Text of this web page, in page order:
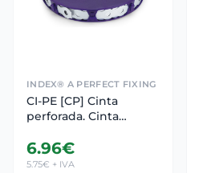
INDEX® A PERFECT FIXING
CI-PE [CP] Cinta
perforada. Cinta
ATLANTIS C2-M
6.96€
5.75€ + IVA